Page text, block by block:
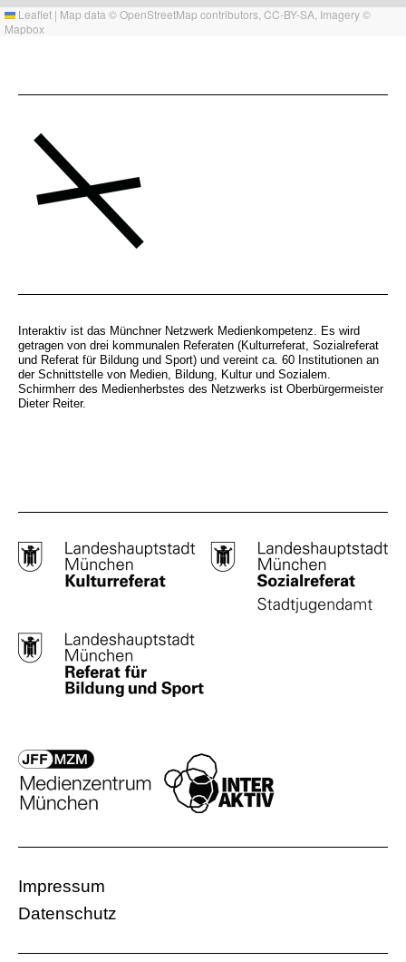
Leaflet | Map data ©OpenStreetMap contributors, CC-BY-SA , Imagery ©
Mapbox
Interaktiv ist das Münchner Netzwerk Medienkompetenz. Es wird
getragen von drei kommunalen Referaten (Kulturreferat, Sozialreferat
und Referat für Bildung und Sport) und vereint ca. 60 Institutionen an
der Schnittstelle von Medien, Bildung, Kultur und Sozialem.
Schirmherr des Medienherbstes des Netzwerks ist Oberbürgermeister
Dieter Reiter.
Impressum
Datenschutz